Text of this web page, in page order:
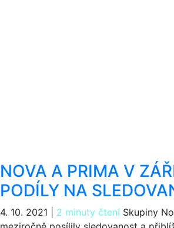
NOVA A PRIMA V
PODÍLY NA
4. 10. 2021 2 minuty čtení Skupiny